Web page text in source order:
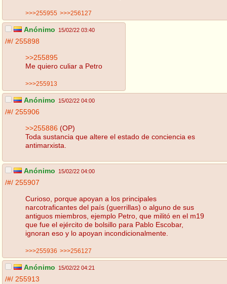
>>>255955 >>>256127
Anónimo 15/02/22 03:40
/#/ 255898
>>255895
Me quiero culiar a Petro
>>>255913
Anónimo 15/02/22 04:00
/#/ 255906
>>255886 (OP)
Toda sustancia que altere el estado de conciencia es
antimarxista.
Anónimo 15/02/22 04:00
/#/ 255907
Curioso, porque apoyan a los principales
narcotraficantes del país (guerrillas) o alguno de sus
antiguos miembros, ejemplo Petro, que militó en el m19
que fue el ejército de bolsillo para Pablo Escobar,
ignoran eso y lo apoyan incondicionalmente.
>>>255936 >>>256127
Anónimo 15/02/22 04:21
/#/ 255913